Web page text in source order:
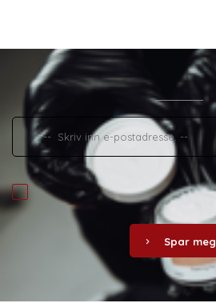
Spar meg